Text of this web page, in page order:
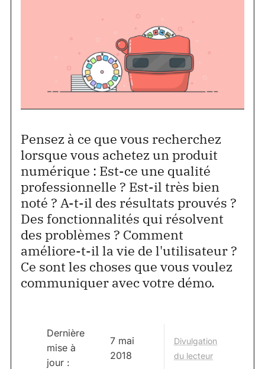
Pensez à ce que vous recherchez
lorsque vous achetez un produit
numérique : Est-ce une qualité
professionnelle ? Est-il très bien
noté ? A-t-il des résultats prouvés ?
Des fonctionnalités qui résolvent
des problèmes ? Comment
améliore-t-il la vie de l'utilisateur ?
Ce sont les choses que vous voulez
communiquer avec votre démo.
Dernière
mise à
jour :
7 mai
2018
Divulgation
du lecteur